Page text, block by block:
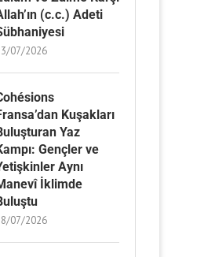
(c.c.) Adeti
07/2026
Kuşakları
Yaz
Gençler ve
Aynı
İklimde
07/2026